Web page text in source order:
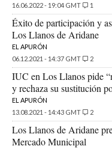
16.06.2022 - 19:04 GMT
1
Éxito de participación y
Los Llanos de Aridane
EL APURÓN
06.12.2021 - 14:37 GMT
2
IUC en Los Llanos pide
y rechaza su sustitución
EL APURÓN
13.08.2021 - 14:43 GMT
2
Los Llanos de Aridane
Mercado Municipal